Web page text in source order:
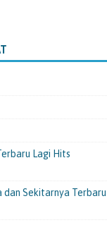
Lagi Hits
Sekitarnya Terbaru